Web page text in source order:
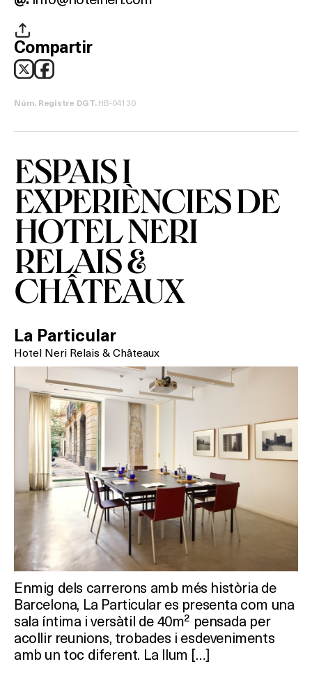
Què vols fer?
HOTELS
TERRASSES
BARS
Compartir
Núm. Registre DGT.HB-04130
ESPAIS I
EXPERIÈNCIES DE
HOTEL NERI
RELAIS &
CHÂTEAUX
La Particular
Hotel Neri Relais & Châteaux
Enmig dels carrerons amb més història de
Barcelona, La Particular es presenta com una
sala íntima i versàtil de 40m² pensada per
acollir reunions, trobades i esdeveniments
amb un toc diferent. La llum […]